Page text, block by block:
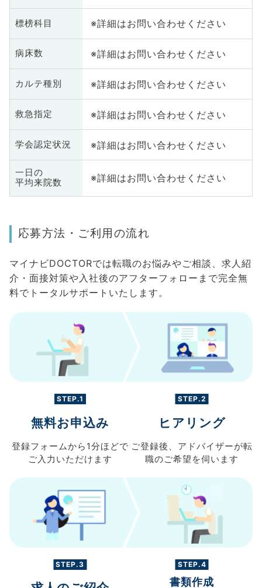
標榜科目 ※詳細はお問い合わせください
病床数 ※詳細はお問い合わせください
カルテ種別 ※詳細はお問い合わせください
救急指定 ※詳細はお問い合わせください
学会認定状況 ※詳細はお問い合わせください
一日の
平均来院数
※詳細はお問い合わせください
応募方法・ご利用の流れ
マイナビDOCTORでは転職のお悩みやご相談、求人紹
介・面接対策や入社後のアフターフォローまで完全無
料でトータルサポートいたします。
STEP.1
無料お申込み
登録フォームから 1分ほどで
ご入力 いただけます
STEP.2
ヒアリング
ご登録後、 アドバイザーが転
職のご希望を伺います
STEP.3 STEP.4
書類作成